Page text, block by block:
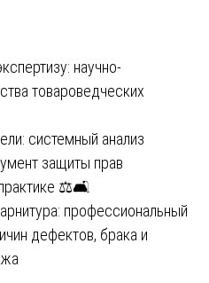
научно-
товароведческих
системный анализ
защиты прав
практике ⚖️🛋️
профессиональный
дефектов, брака и